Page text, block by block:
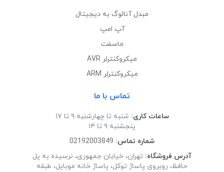
مبدل آنالوگ به دیجیتال
آپ امپ
ماسفت
میکروکنترلر AVR
میکروکنترلر ARM
تماس با ما
ساعات کاری: شنبه تا چهارشنبه ۹ تا ۱۷
پنجشنبه ۹ تا ۱۴
شماره تماس: 02192003849
آدرس فروشگاه: تهران، خیابان جمهوری، نرسیده به پل
حافظ، روبروی پاساژ توکل، پاساژ خانه موبایل، طبقه